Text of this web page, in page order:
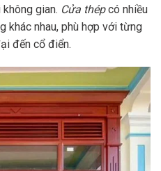
gian. Cửa thépcó nhiều
khác nhau, phù hợp với từng
đến cổ điển.